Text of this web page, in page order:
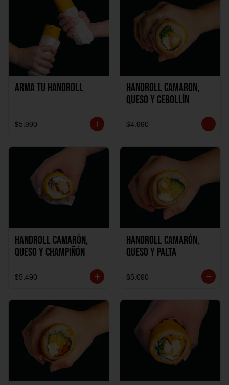
Arma tu handroll
$5.990
Handroll Camarón,
Queso y Cebollín
$4.990
Handroll Camarón,
Queso y Champiñón
$5.490
Handroll Camarón,
Queso y Palta
$5.090